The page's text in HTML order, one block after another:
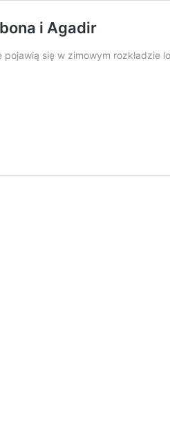
i Agadir
się w zimowym rozkładzie